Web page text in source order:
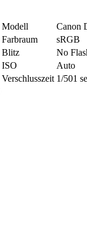
Modell
Canon
Farbraum
sRGB
Blitz
No
ISO
Auto
Verschlusszeit 1/501